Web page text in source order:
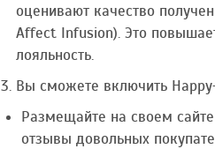
оценивают качество
Affect Infusion). Это
лояльность.
Вы сможете включить
Размещайте на своем
отзывы довольных